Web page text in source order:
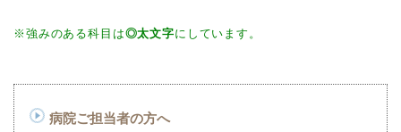
※強みのある科目は◎太文字にしています。
病院ご担当者の方へ